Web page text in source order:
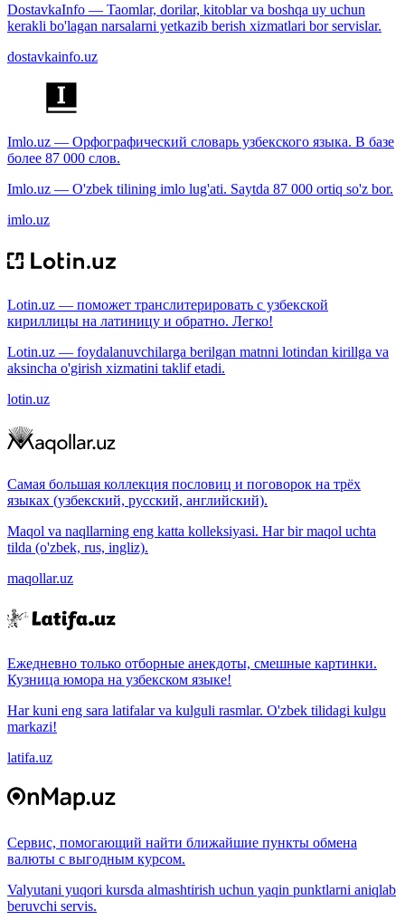
DostavkaInfo — Taomlar, dorilar, kitoblar va boshqa uy uchun
kerakli bo'lagan narsalarni yetkazib berish xizmatlari bor servislar.
dostavkainfo.uz
Imlo.uz — Орфографический словарь узбекского языка. В базе
более 87 000 слов.
Imlo.uz — O'zbek tilining imlo lug'ati. Saytda 87 000 ortiq so'z bor.
imlo.uz
Lotin.uz — поможет транслитерировать с узбекской
кириллицы на латиницу и обратно. Легко!
Lotin.uz — foydalanuvchilarga berilgan matnni lotindan kirillga va
aksincha o'girish xizmatini taklif etadi.
lotin.uz
Самая большая коллекция пословиц и поговорок на трёх
языках (узбекский, русский, английский).
Maqol va naqllarning eng katta kolleksiyasi. Har bir maqol uchta
tilda (o'zbek, rus, ingliz).
maqollar.uz
Ежедневно только отборные анекдоты, смешные картинки.
Кузница юмора на узбекском языке!
Har kuni eng sara latifalar va kulguli rasmlar. O'zbek tilidagi kulgu
markazi!
latifa.uz
Сервис, помогающий найти ближайшие пункты обмена
валюты с выгодным курсом.
Valyutani yuqori kursda almashtirish uchun yaqin punktlarni aniqlab
beruvchi servis.